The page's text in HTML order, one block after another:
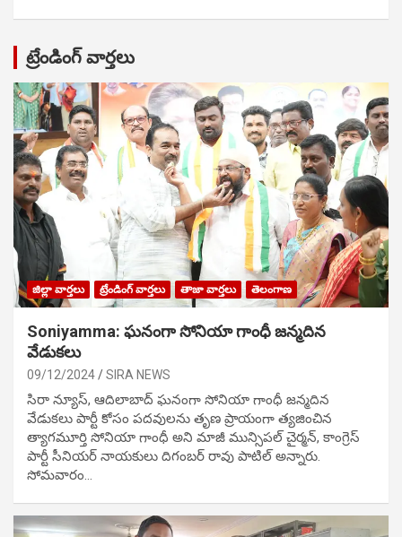
ట్రేండింగ్ వార్తలు
జిల్లా వార్తలు ట్రేండింగ్ వార్తలు తాజా వార్తలు తెలంగాణ
Soniyamma: ఘ‌నంగా సోనియా గాంధీ జ‌న్మ‌దిన
వేడుక‌లు
09/12/2024 SIRA NEWS
సిరా న్యూస్, ఆదిలాబాద్ ఘ‌నంగా సోనియా గాంధీ జ‌న్మ‌దిన
వేడుక‌లు పార్టీ కోసం ప‌ద‌వుల‌ను తృణ ప్రాయంగా త్య‌జించిన
త్యాగమూర్తి సోనియా గాంధీ అని మాజీ మున్సిప‌ల్ చైర్మ‌న్, కాంగ్రెస్
పార్టీ సీనియ‌ర్ నాయ‌కులు దిగంబ‌ర్ రావు పాటిల్ అన్నారు.
సోమవారం…